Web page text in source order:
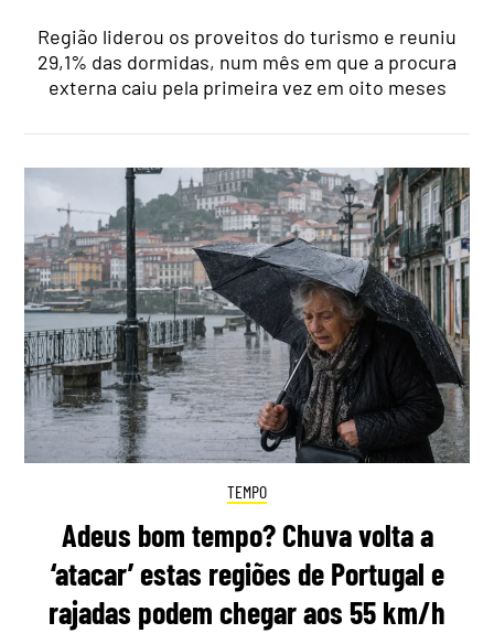
Região liderou os proveitos do turismo e reuniu
29,1% das dormidas, num mês em que a procura
externa caiu pela primeira vez em oito meses
TEMPO
Adeus bom tempo? Chuva volta a
‘atacar’ estas regiões de Portugal e
rajadas podem chegar aos 55 km/h